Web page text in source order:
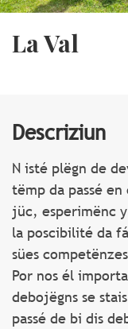
La Val
Descriziun
N isté plëgn de
tëmp da passé
jüc, esperimënc
la poscibilité da
sües
Por nos él
debojëgns se
passé de bi dis